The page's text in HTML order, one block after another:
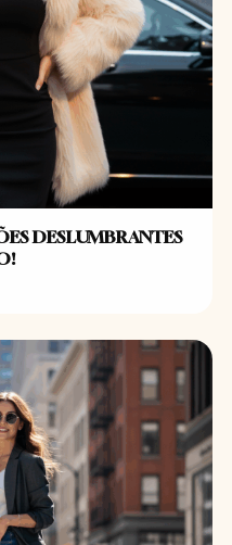
DESLUMBRANTES